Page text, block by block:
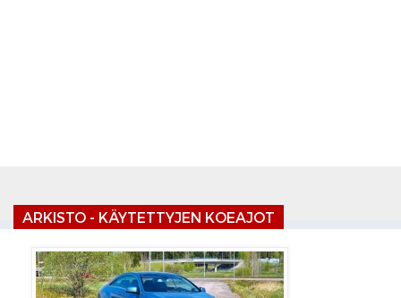
ARKISTO - KÄYTETTYJEN KOEAJOT